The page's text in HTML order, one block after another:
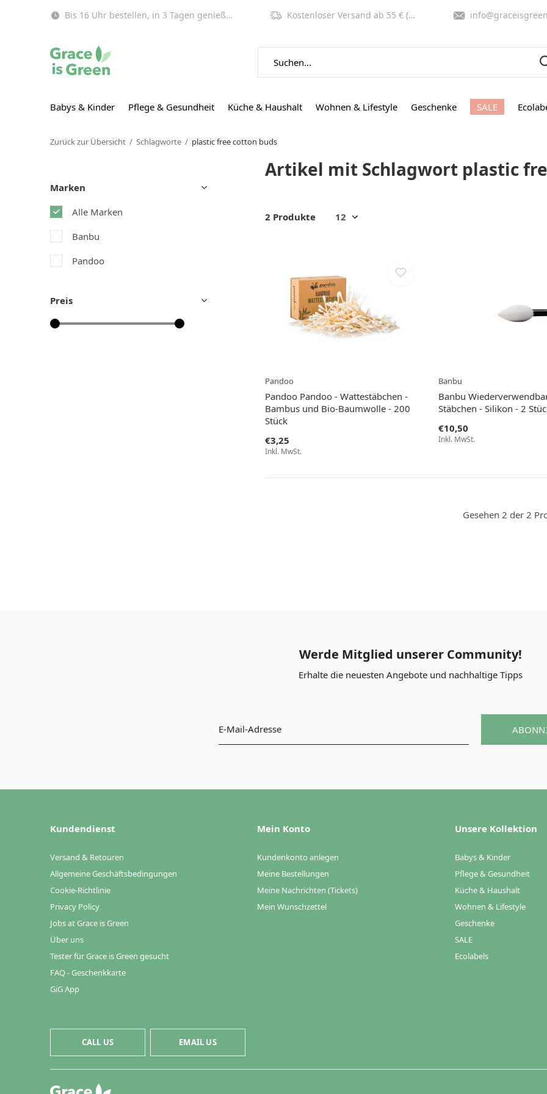
Babys & Kinder Pflege & Gesundheit Küche & Haushalt Wohnen & Lifestyle Geschenke SALE
Bis 16 Uhr bestellen, in 3 Tagen genießen (EU)! Kostenloser Versand ab 55 € (NL, BE) info@graceisgreen.com
Zurück zur Übersicht Schlagworte plastic free cotton buds
Artikel mit Schlagwort plastic
2 Produkte
Pandoo
Pandoo Pandoo - Wattestäbchen -
Bambus und Bio-Baumwolle - 200
Stück
€3,25
Inkl. MwSt.
Banbu
Banbu
Stäbchen - Silikon - 2
€10,50
Inkl. MwSt.
Gesehen 2 der 2
Marken
Alle Marken
Banbu
Pandoo
Preis
Werde Mitglied unserer Community!
Erhalte die neuesten Angebote und nachhaltige Tipps
Kundendienst
Versand & Retouren
Allgemeine Geschäftsbedingungen
Cookie-Richtlinie
Privacy Policy
Jobs at Grace is Green
Über uns
Tester für Grace is Green gesucht
FAQ - Geschenkkarte
GiG App
Mein Konto
Kundenkonto anlegen
Meine Bestellungen
Meine Nachrichten (Tickets)
Mein Wunschzettel
Unsere Kollektion
Babys & Kinder
Pflege & Gesundheit
Küche & Haushalt
Wohnen & Lifestyle
Geschenke
SALE
Ecolabels
CALL US EMAIL US